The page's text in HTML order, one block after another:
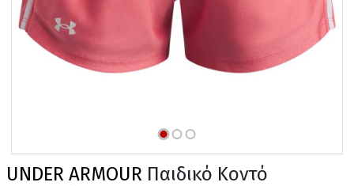
UNDER ARMOUR Παιδικό Κοντό